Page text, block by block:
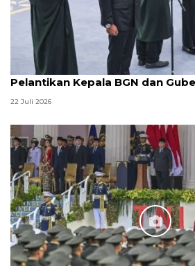
Pelantikan Kepala BGN dan
22 Juli 2026